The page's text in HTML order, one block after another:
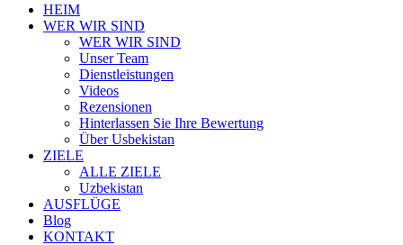
HEIM
WER WIR SIND
WER WIR SIND
Unser Team
Dienstleistungen
Videos
Rezensionen
Hinterlassen Sie Ihre Bewertung
Über Usbekistan
ZIELE
ALLE ZIELE
Uzbekistan
AUSFLÜGE
Blog
KONTAKT